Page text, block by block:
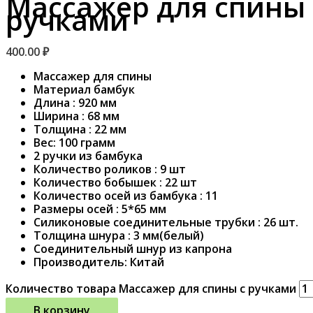
ручками
400.00₽
Массажер для спины
Материал бамбук
Длина : 920 мм
Ширина : 68 мм
Толщина : 22 мм
Вес: 100 грамм
2 ручки из бамбука
Количество роликов : 9 шт
Количество бобышек : 22 шт
Количество осей из бамбука : 11
Размеры осей : 5*65 мм
Силиконовые соединительные трубки : 26 шт.
Толщина шнура : 3 мм(белый)
Coeдинительный шнур из капрона
Производитель: Китай
Количество товара Массажер для спины с ручками
В корзину